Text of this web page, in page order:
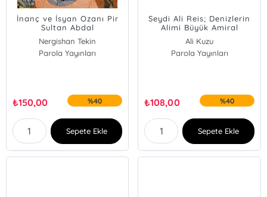
İnanç ve İsyan Ozanı Pir
Sultan Abdal
Nergishan Tekin
Parola Yayınları
₺150,00 %40
Sepete Ekle
Seydi Ali Reis; Denizlerin
Alimi Büyük Amiral
Ali Kuzu
Parola Yayınları
₺108,00 %40
Sepete Ekle